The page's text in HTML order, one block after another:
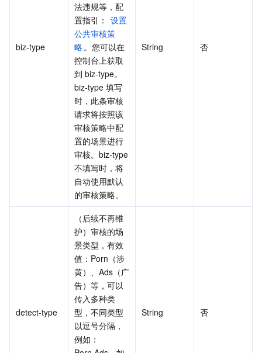
合作伙伴支持计划
biz-type
法违规等，配
置指引： 设置
公共审核策
略。您可以在
控制台上获取
到 biz-type。
biz-type 填写
时，此条审核
请求将按照该
审核策略中配
置的场景进行
审核。biz-type
不填写时，将
自动使用默认
的审核策略。
String 否
detect-type
（后续不再维
护）审核的场
景类型，有效
值：Porn（涉
黄）、Ads（广
告）等，可以
传入多种类
型，不同类型
以逗号分隔，
例如：
String 否